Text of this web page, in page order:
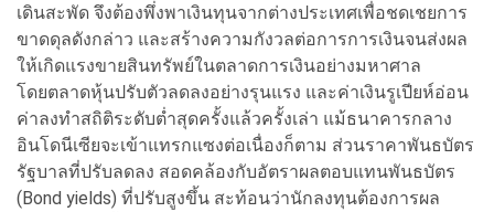
เดินสะพัด จึงต้องพึ่งพาเงินทุนจากต่างประเทศเพื่อชดเชยการ
ขาดดุลดังกล่าว และสร้างความกังวลต่อการการเงินจนส่งผล
ให้เกิดแรงขายสินทรัพย์ในตลาดการเงินอย่างมหาศาล
โดยตลาดหุ้นปรับตัวลดลงอย่างรุนแรง และค่าเงินรูเปียห์อ่อน
ค่าลงทำสถิติระดับต่ำสุดครั้งแล้วครั้งเล่า แม้ธนาคารกลาง
อินโดนีเซียจะเข้าแทรกแซงต่อเนื่องก็ตาม ส่วนราคาพันธบัตร
รัฐบาลที่ปรับลดลง สอดคล้องกับอัตราผลตอบแทนพันธบัตร
(Bond yields) ที่ปรับสูงขึ้น สะท้อนว่านักลงทุนต้องการผล